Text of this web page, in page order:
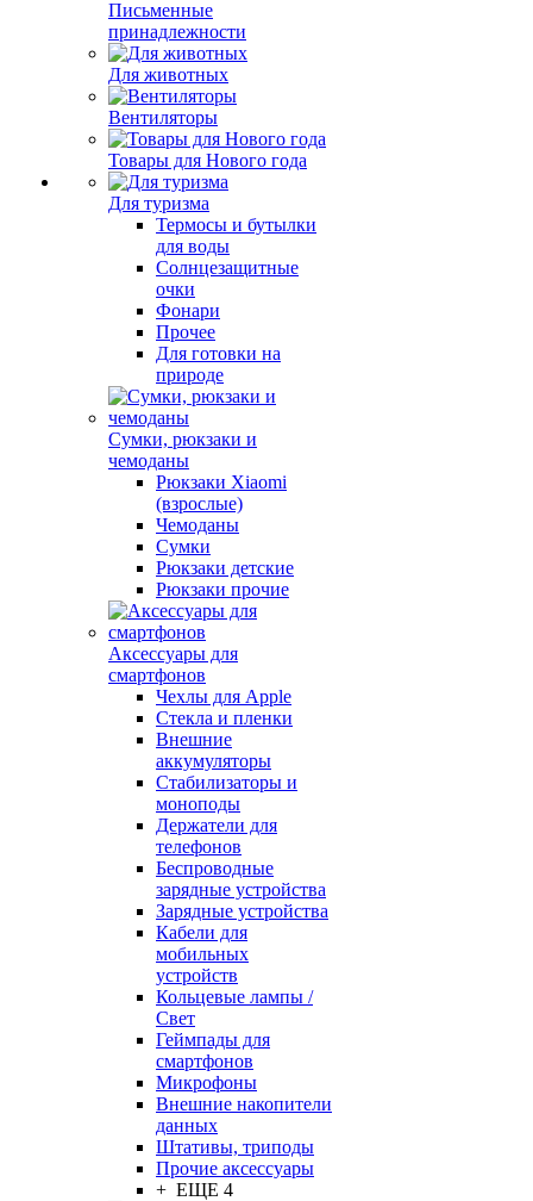
Письменные
принадлежности
Для животных
Вентиляторы
Товары для Нового года
Для туризма
Термосы и бутылки
для воды
Солнцезащитные
очки
Фонари
Прочее
Для готовки на
природе
Сумки, рюкзаки и
чемоданы
Рюкзаки Xiaomi
(взрослые)
Чемоданы
Сумки
Рюкзаки детские
Рюкзаки прочие
Аксессуары для
смартфонов
Чехлы для Apple
Стекла и пленки
Внешние
аккумуляторы
Стабилизаторы и
моноподы
Держатели для
телефонов
Беспроводные
зарядные устройства
Зарядные устройства
Кабели для
мобильных
устройств
Кольцевые лампы /
Свет
Геймпады для
смартфонов
Микрофоны
Внешние накопители
данных
Штативы, триподы
Прочие аксессуары
+ ЕЩЕ 4